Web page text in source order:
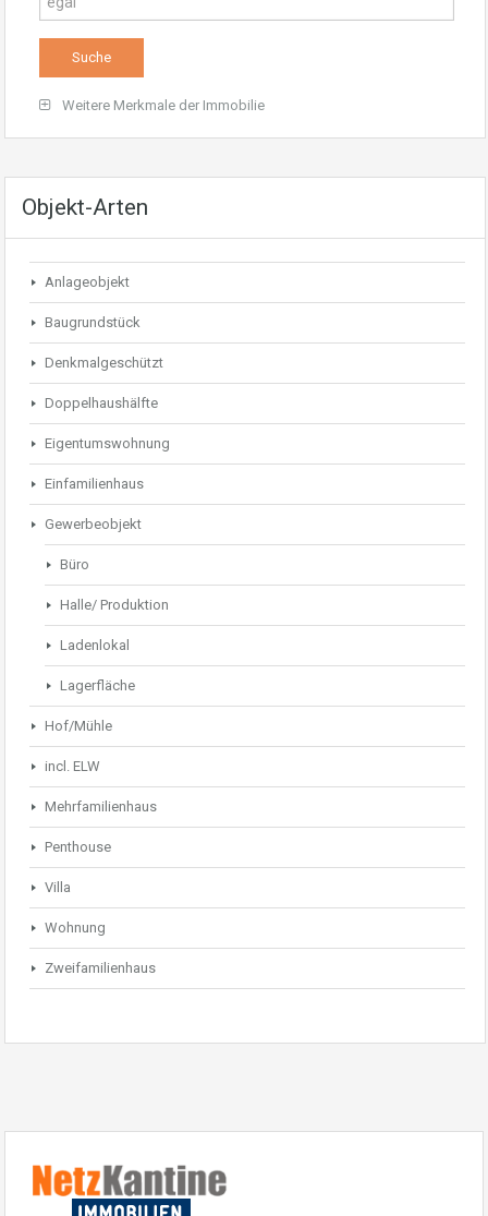
Weitere Merkmale der Immobilie
Objekt-Arten
Anlageobjekt
Baugrundstück
Denkmalgeschützt
Doppelhaushälfte
Eigentumswohnung
Einfamilienhaus
Gewerbeobjekt
Büro
Halle/ Produktion
Ladenlokal
Lagerfläche
Hof/Mühle
incl. ELW
Mehrfamilienhaus
Penthouse
Villa
Wohnung
Zweifamilienhaus